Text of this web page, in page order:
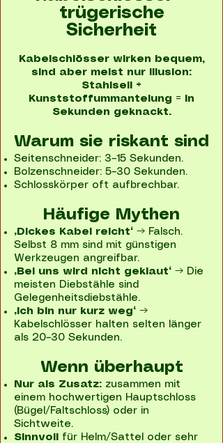
trügerische
Sicherheit
Kabelschlösser wirken bequem,
sind aber meist nur Illusion:
Stahlseil +
Kunststoffummantelung = in
Sekunden geknackt.
Warum sie riskant sind
Seitenschneider: 3–15 Sekunden.
Bolzenschneider: 5–30 Sekunden.
Schlosskörper oft aufbrechbar.
Häufige Mythen
„Dickes Kabel reicht“ → Falsch.
Selbst 8 mm sind mit günstigen
Werkzeugen angreifbar.
„Bei uns wird nicht geklaut“ → Die
meisten Diebstähle sind
Gelegenheitsdiebstähle.
„Ich bin nur kurz weg“ →
Kabelschlösser halten selten länger
als 20–30 Sekunden.
Wenn überhaupt
Nur als Zusatz: zusammen mit
einem hochwertigen Hauptschloss
(Bügel/Faltschloss) oder in
Sichtweite.
Sinnvoll
für Helm/Sattel oder sehr